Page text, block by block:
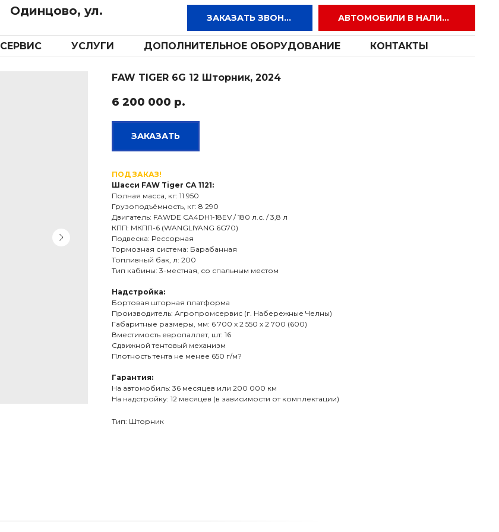
Одинцово, ул.
ЗАКАЗАТЬ ЗВОНОК АВТОМОБИЛИ В НАЛИЧИИ
СЕРВИС УСЛУГИ ДОПОЛНИТЕЛЬНОЕ ОБОРУДОВАНИЕ КОНТАКТЫ
FAW TIGER 6G 12 Шторник, 2024
6 200 000 р.
ЗАКАЗАТЬ
ПОД ЗАКАЗ!
Шасси FAW Tiger СА 1121:
Полная масса, кг: 11 950
Грузоподъёмность, кг: 8 290
Двигатель: FAWDE CA4DH1-18EV / 180 л.с. / 3,8 л
КПП: МКПП-6 (WANGLIYANG 6G70)
Подвеска: Рессорная
Тормозная система: Барабанная
Топливный бак, л: 200
Тип кабины: 3-местная, со спальным местом
Надстройка:
Бортовая шторная платформа
Производитель: Агропромсервис (г. Набережные Челны)
Габаритные размеры, мм: 6 700 х 2 550 х 2 700 (600)
Вместимость европаллет, шт: 16
Сдвижной тентовый механизм
Плотность тента не менее 650 г/м?
Гарантия:
На автомобиль: 36 месяцев или 200 000 км
На надстройку: 12 месяцев (в зависимости от комплектации)
Тип: Шторник